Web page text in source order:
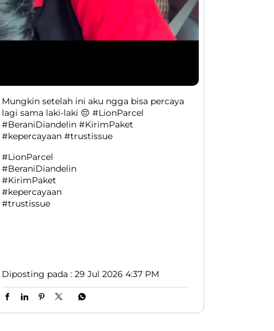
Mungkin setelah ini aku ngga bisa percaya
lagi sama laki-laki 😔 #LionParcel
#BeraniDiandelin #KirimPaket
#kepercayaan #trustissue
#LionParcel
#BeraniDiandelin
#KirimPaket
#kepercayaan
#trustissue
Diposting pada : 29 Jul 2026 4:37 PM